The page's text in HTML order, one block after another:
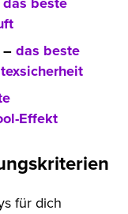
–das beste
Effekt
für dich